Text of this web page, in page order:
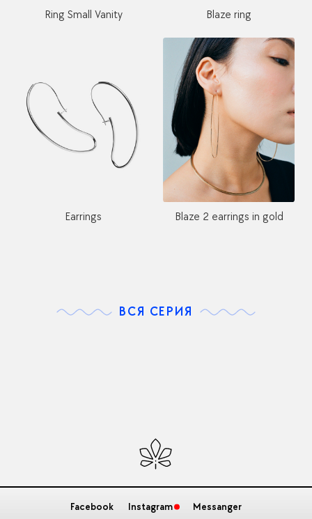
Ring Small Vanity Blaze ring
Earrings Blaze 2 earrings in gold
ВСЯ СЕРИЯ
Facebook Instagram Messanger